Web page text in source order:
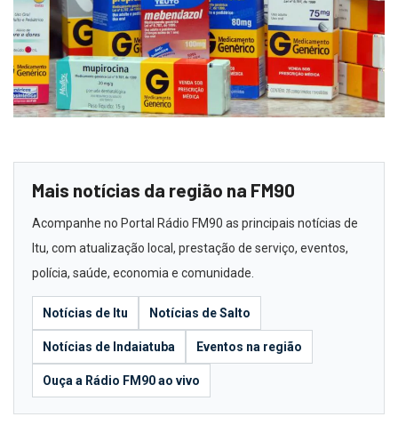
Mais notícias da região na FM90
Acompanhe no Portal Rádio FM90 as principais notícias de
Itu, com atualização local, prestação de serviço, eventos,
polícia, saúde, economia e comunidade.
Notícias de Itu Notícias de Salto
Notícias de Indaiatuba Eventos na região
Ouça a Rádio FM90 ao vivo